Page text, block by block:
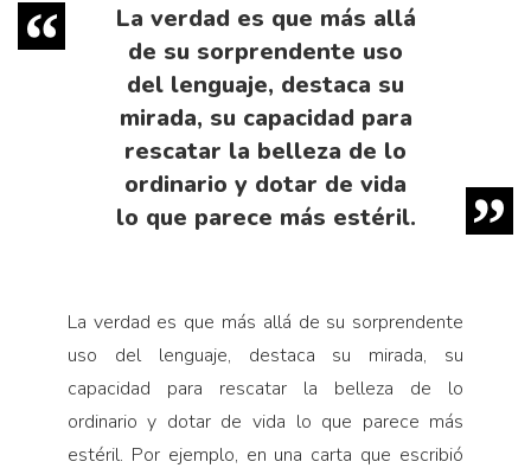
La verdad es que más allá
de su sorprendente uso
del lenguaje, destaca su
mirada, su capacidad para
rescatar la belleza de lo
ordinario y dotar de vida
lo que parece más estéril.
La verdad es que más allá de su sorprendente
uso del lenguaje, destaca su mirada, su
capacidad para rescatar la belleza de lo
ordinario y dotar de vida lo que parece más
estéril. Por ejemplo, en una carta que escribió